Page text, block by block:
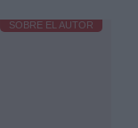
SOBRE EL AUTOR